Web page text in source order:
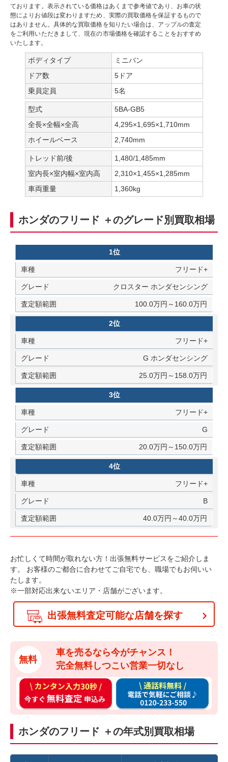
ております。表示されている価格はあくまで参考値であり、お車の状
態によりお値段は変わりますため、実際の買取価格を保証するもので
はありません。具体的な買取価格を知りたい場合は、アップルの査定
をご利用いただきまして、現在の市場価格を確認することをおすすめ
いたします。
ボディタイプ
ミニバン
ドア数
5ドア
乗員定員
5名
型式
5BA-GB5
全長×全幅×全高
4,295×1,695×1,710mm
ホイールベース
2,740mm
トレッド前/後
1,480/1,485mm
室内長×室内幅×室内高
2,310×1,455×1,285mm
車両重量
1,360kg
ホンダのフリード ＋のグレード別買取相場
1位
フリード+
クロスター ホンダセンシング
100.0万円～160.0万円
2位
フリード+
G ホンダセンシング
25.0万円～158.0万円
3位
フリード+
G
20.0万円～150.0万円
4位
フリード+
B
40.0万円～40.0万円
お忙しくて時間が取れない方！出張無料サービスをご紹介しま
す。
お客様のご都合に合わせてご自宅でも、職場でもお伺いい
たします。
※一部対応出来ないエリア・店舗がございます。
出張無料査定可能な店舗を探す
無料
車を売るなら今がチャンス！
完全無料しつこい営業一切なし
カ
ン
タ
入
通
料
料
ホンダのフリード ＋の年式別買取相場